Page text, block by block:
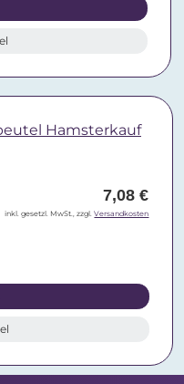
Hamsterkauf
7,08 €
inkl. gesetzl. MwSt., zzgl.Versandkosten